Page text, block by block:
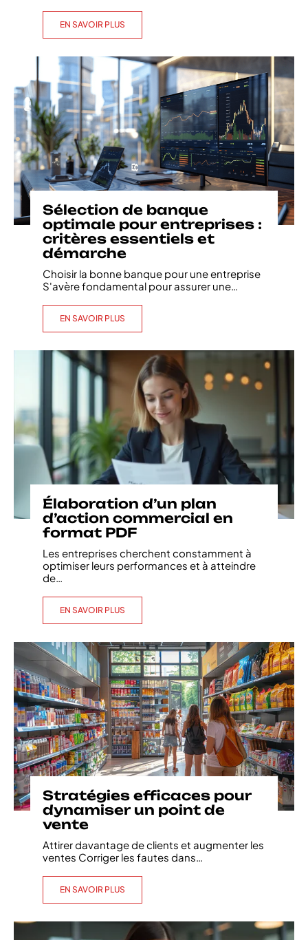
EN SAVOIR PLUS
Sélection de banque
optimale pour entreprises :
critères essentiels et
démarche
Choisir la bonne banque pour une entreprise
S'avère fondamental pour assurer une…
EN SAVOIR PLUS
Élaboration d’un plan
d’action commercial en
format PDF
Les entreprises cherchent constamment à
optimiser leurs performances et à atteindre
de
EN SAVOIR PLUS
Stratégies efficaces pour
dynamiser un point de
vente
Attirer davantage de clients et augmenter les
ventes Corriger les fautes dans
EN SAVOIR PLUS